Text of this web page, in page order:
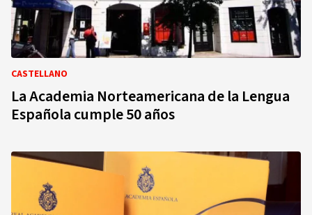
CASTELLANO
La Academia Norteamericana de la Lengua
Española cumple 50 años